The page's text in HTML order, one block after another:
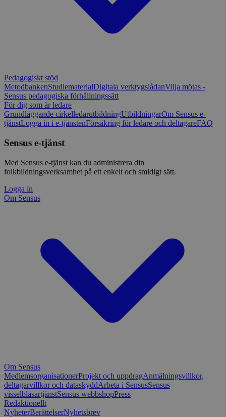
Pedagogiskt stöd
MetodbankenStudiematerialDigitala verktygslådanVilja mötas -
Sensus pedagogiska förhållningssätt
För dig som är ledare
Grundläggande cirkelledarutbildningUtbildningarOm Sensus e-
tjänstLogga in i e-tjänstenFörsäkring för ledare och deltagareFAQ
Sensus e-tjänst
Med Sensus e-tjänst kan du administrera din
folkbildningsverksamhet på ett enkelt och smidigt sätt.
Logga in
Om Sensus
Om Sensus
MedlemsorganisationerProjekt och uppdragAnmälningsvillkor,
deltagarvillkor och dataskyddArbeta i SensusSensus
visselblåsartjänstSensus webbshopPress
Redaktionellt
NyheterBerättelserNyhetsbrev